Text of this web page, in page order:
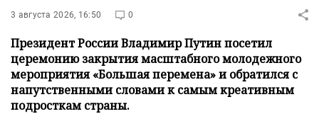
3 августа 2026, 16:50 0
Президент России Владимир Путин посетил
церемонию закрытия масштабного молодежного
мероприятия «Большая перемена» и обратился с
напутственными словами к самым креативным
подросткам страны.